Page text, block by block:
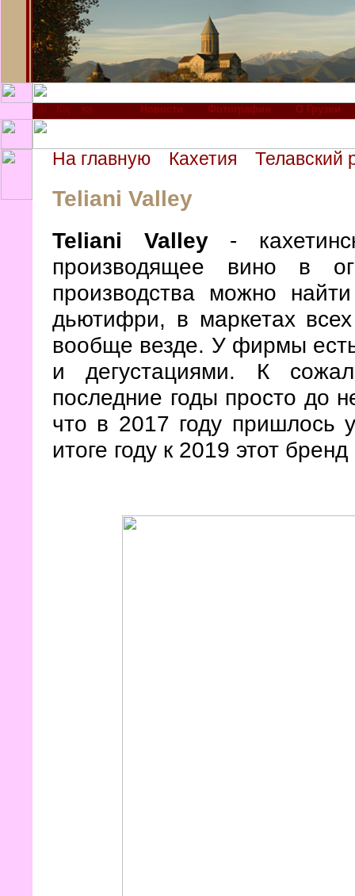
Новости Фотографии О Грузии
На главную Кахетия Телавский
Teliani Valley
Teliani Valley-
производящее вино в
производства можно
дьютифри, в маркетах
вообще везде. У фирмы
и дегустациями. К
последние годы просто до
что в 2017 году пришлось
итоге году к 2019 этот